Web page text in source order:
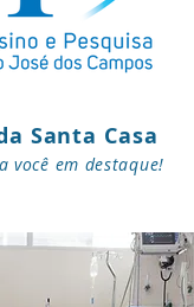
Santa Casa
você em destaque!